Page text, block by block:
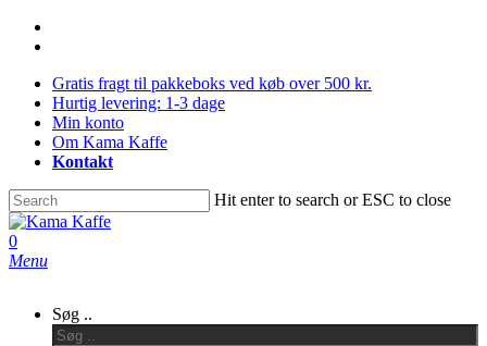
Skip
contentGratis fragt til pakkeboks ved køb over 500 kr.
Hurtig levering: 1-3 dage
Min konto
Om Kama Kaffe
Kontakt
Hit enter to search or ESC to close
Close
Search
0
Menu
Søg ..